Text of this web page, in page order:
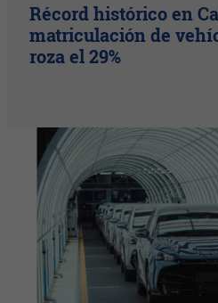
Récord histórico en
matriculación de
roza el 29%